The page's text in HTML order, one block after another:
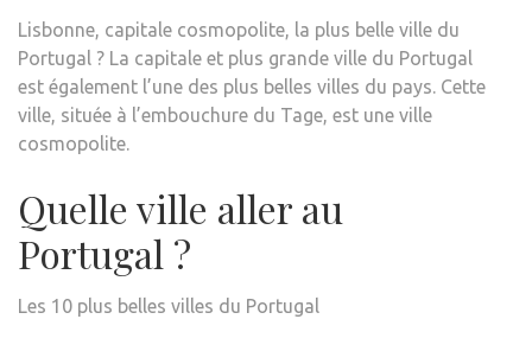
Lisbonne, capitale cosmopolite, la plus belle ville du
Portugal ? La capitale et plus grande ville du Portugal
est également l’une des plus belles villes du pays. Cette
ville, située à l’embouchure du Tage, est une ville
cosmopolite.
Quelle ville aller au
Portugal ?
Les 10 plus belles villes du Portugal